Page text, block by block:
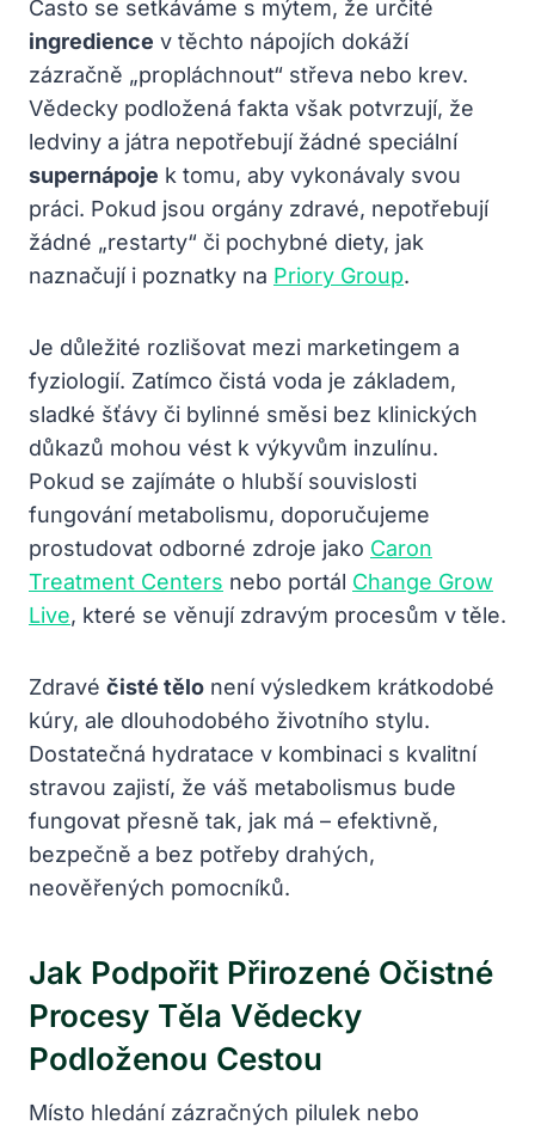
Často se setkáváme s mýtem, že určité
ingredience v těchto nápojích dokáží
zázračně „propláchnout“ střeva nebo krev.
Vědecky podložená fakta však potvrzují, že
ledviny a játra nepotřebují žádné speciální
supernápoje k tomu, aby vykonávaly svou
práci. Pokud jsou orgány zdravé, nepotřebují
žádné „restarty“ či pochybné diety, jak
naznačují i poznatky na Priory Group.
Je důležité rozlišovat mezi marketingem a
fyziologií. Zatímco čistá voda je základem,
sladké šťávy či bylinné směsi bez klinických
důkazů mohou vést k výkyvům inzulínu.
Pokud se zajímáte o hlubší souvislosti
fungování metabolismu, doporučujeme
prostudovat odborné zdroje jako Caron
Treatment Centers nebo portál Change Grow
Live, které se věnují zdravým procesům v těle.
Zdravé čisté tělo není výsledkem krátkodobé
kúry, ale dlouhodobého životního stylu.
Dostatečná hydratace v kombinaci s kvalitní
stravou zajistí, že váš metabolismus bude
fungovat přesně tak, jak má – efektivně,
bezpečně a bez potřeby drahých,
neověřených pomocníků.
Jak Podpořit Přirozené Očistné
Procesy Těla Vědecky
Podloženou Cestou
Místo hledání zázračných pilulek nebo